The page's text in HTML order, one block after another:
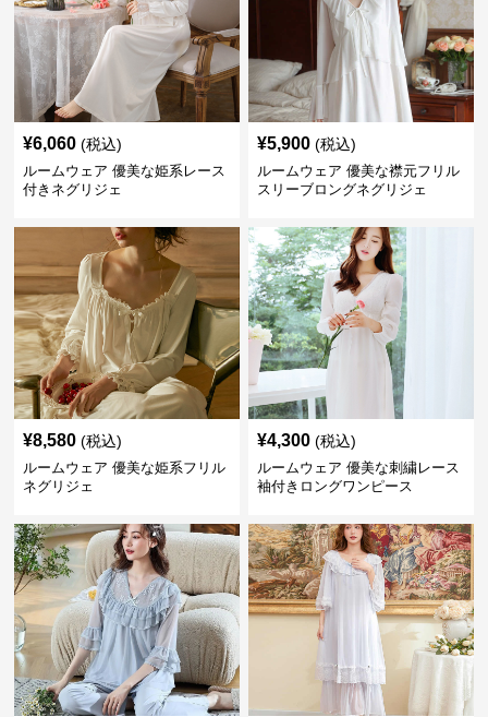
¥6,060 (税込)
ルームウェア 優美な姫系レース
付きネグリジェ
¥5,900 (税込)
ルームウェア 優美な襟元フリル
スリーブロングネグリジェ
¥8,580 (税込)
ルームウェア 優美な姫系フリル
ネグリジェ
¥4,300 (税込)
ルームウェア 優美な刺繍レース
袖付きロングワンピース